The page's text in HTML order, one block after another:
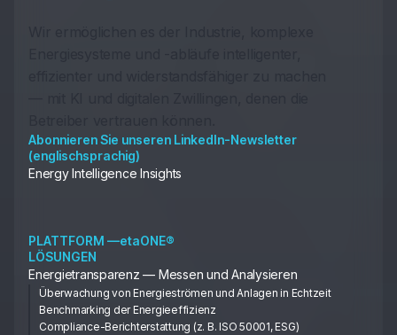
Abonnieren Sie unseren LinkedIn-Newsletter
(englischsprachig)
Energy Intelligence Insights
PLATTFORM —etaONE®
LÖSUNGEN
Energietransparenz — Messen und Analysieren
Überwachung von Energieströmen und Anlagen in Echtzeit
Benchmarking der Energieeffizienz
Compliance-Berichterstattung (z. B. ISO 50001, ESG)